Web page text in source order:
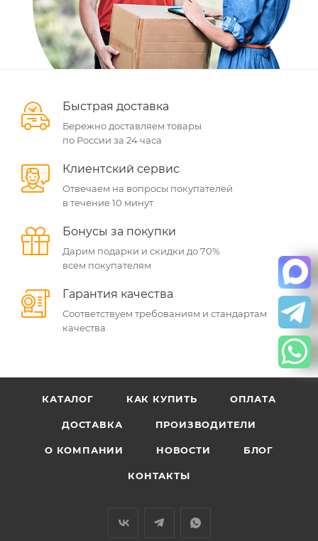
Быстрая доставка
Бережно доставляем товары
по России за 24 часа
Клиентский сервис
Отвечаем на вопросы покупателей
в течение 10 минут
Бонусы за покупки
Дарим подарки и скидки до 70%
всем покупателям
Гарантия качества
Соответствуем требованиям и стандартам
качества
КАТАЛОГ КАК КУПИТЬ ОПЛАТА
ДОСТАВКА ПРОИЗВОДИТЕЛИ
О КОМПАНИИ НОВОСТИ БЛОГ
КОНТАКТЫ